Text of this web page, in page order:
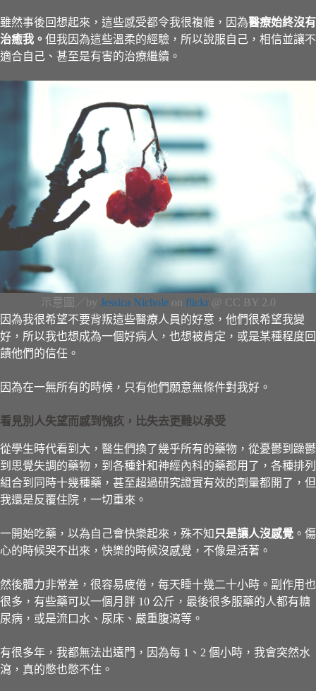
雖然事後回想起來，這些感受都令我很複雜，因為醫療始終沒有
治癒我。 但我因為這些溫柔的經驗，所以說服自己，相信並讓不
適合自己、甚至是有害的治療繼續。
示意圖／by Jessica Nicholeon flickr@ CC BY 2.0
因為我很希望不要背叛這些醫療人員的好意，他們很希望我變
好，所以我也想成為一個好病人，也想被肯定，或是某種程度回
饋他們的信任。
因為在一無所有的時候，只有他們願意無條件對我好。
看見別人失望而感到愧疚，比失去更難以承受
從學生時代看到大，醫生們換了幾乎所有的藥物，從憂鬱到躁鬱
到思覺失調的藥物，到各種針和神經內科的藥都用了，各種排列
組合到同時十幾種藥，甚至超過研究證實有效的劑量都開了，但
我還是反覆住院，一切重來。
一開始吃藥，以為自己會快樂起來，殊不知 只是讓人沒感覺 。傷
心的時候哭不出來，快樂的時候沒感覺，不像是活著。
然後體力非常差，很容易疲倦，每天睡十幾二十小時。副作用也
很多，有些藥可以一個月胖 10 公斤，最後很多服藥的人都有糖
尿病，或是流口水、尿床、嚴重腹瀉等。
有很多年，我都無法出遠門，因為每 1、2 個小時，我會突然水
瀉，真的憋也憋不住。